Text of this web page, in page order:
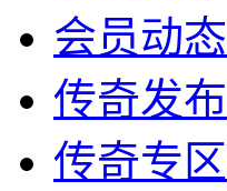
会员动态
传奇发布
传奇专区